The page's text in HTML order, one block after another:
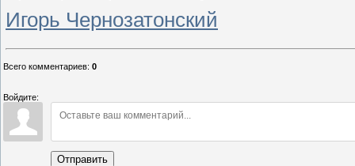
Игорь Чернозатонский
Всего комментариев: 0
Войдите:
Отправить